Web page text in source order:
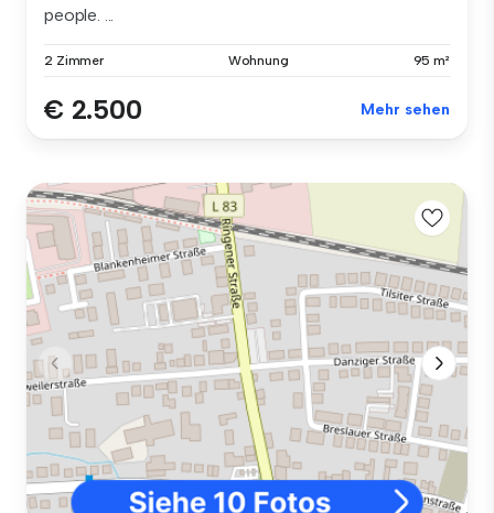
people. ...
2 Zimmer Wohnung 95 m²
€ 2.500 Mehr sehen